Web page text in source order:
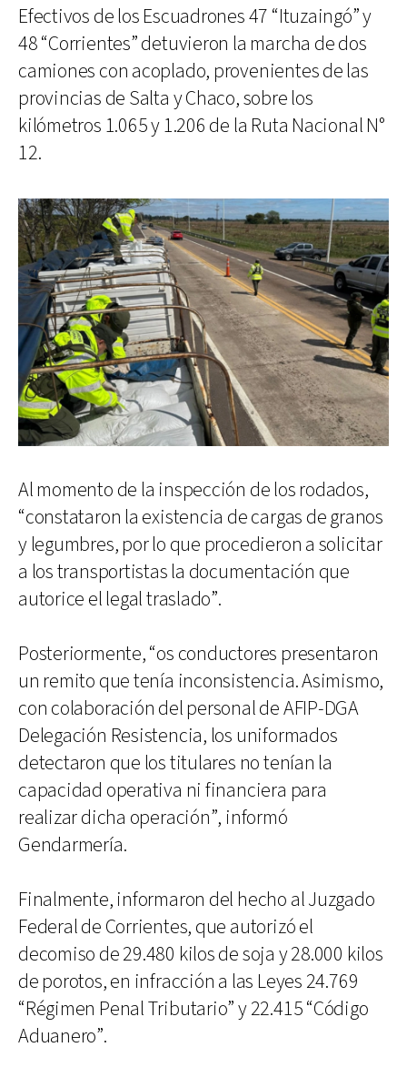
Efectivos de los Escuadrones 47 “Ituzaingó” y
48 “Corrientes” detuvieron la marcha de dos
camiones con acoplado, provenientes de las
provincias de Salta y Chaco, sobre los
kilómetros 1.065 y 1.206 de la Ruta Nacional N°
12.
Al momento de la inspección de los rodados,
“constataron la existencia de cargas de granos
y legumbres, por lo que procedieron a solicitar
a los transportistas la documentación que
autorice el legal traslado”.
Posteriormente, “os conductores presentaron
un remito que tenía inconsistencia. Asimismo,
con colaboración del personal de AFIP-DGA
Delegación Resistencia, los uniformados
detectaron que los titulares no tenían la
capacidad operativa ni financiera para
realizar dicha operación”, informó
Gendarmería.
Finalmente, informaron del hecho al Juzgado
Federal de Corrientes, que autorizó el
decomiso de 29.480 kilos de soja y 28.000 kilos
de porotos, en infracción a las Leyes 24.769
“Régimen Penal Tributario” y 22.415 “Código
Aduanero”.